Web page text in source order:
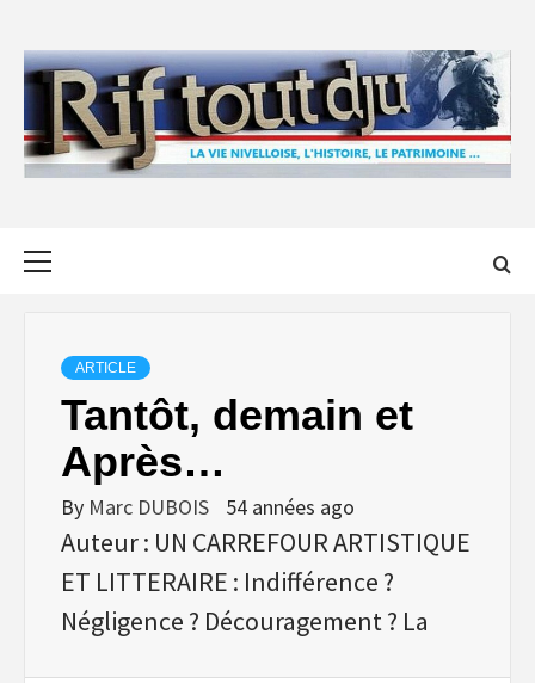
content
ARTICLE
Tantôt, demain et
Après…
By Marc DUBOIS 54 années ago
Auteur : UN CARREFOUR ARTISTIQUE
ET LITTERAIRE : Indifférence ?
Négligence ? Découragement ? La